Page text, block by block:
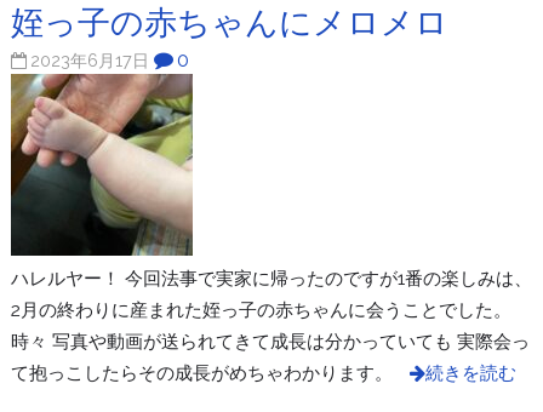
姪っ子の赤ちゃんにメロメロ
2023年6月17日 0
ハレルヤー！ 今回法事で実家に帰ったのですが1番の楽しみは、
2月の終わりに産まれた姪っ子の赤ちゃんに会うことでした。
時々 写真や動画が送られてきて成長は分かっていても 実際会っ
て抱っこしたらその成長がめちゃわかります。
続きを読む